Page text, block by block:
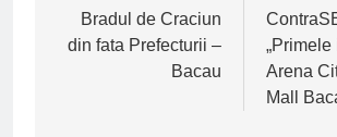
Bradul de Craciun
din fata Prefecturii –
Bacau
Arena
Mall